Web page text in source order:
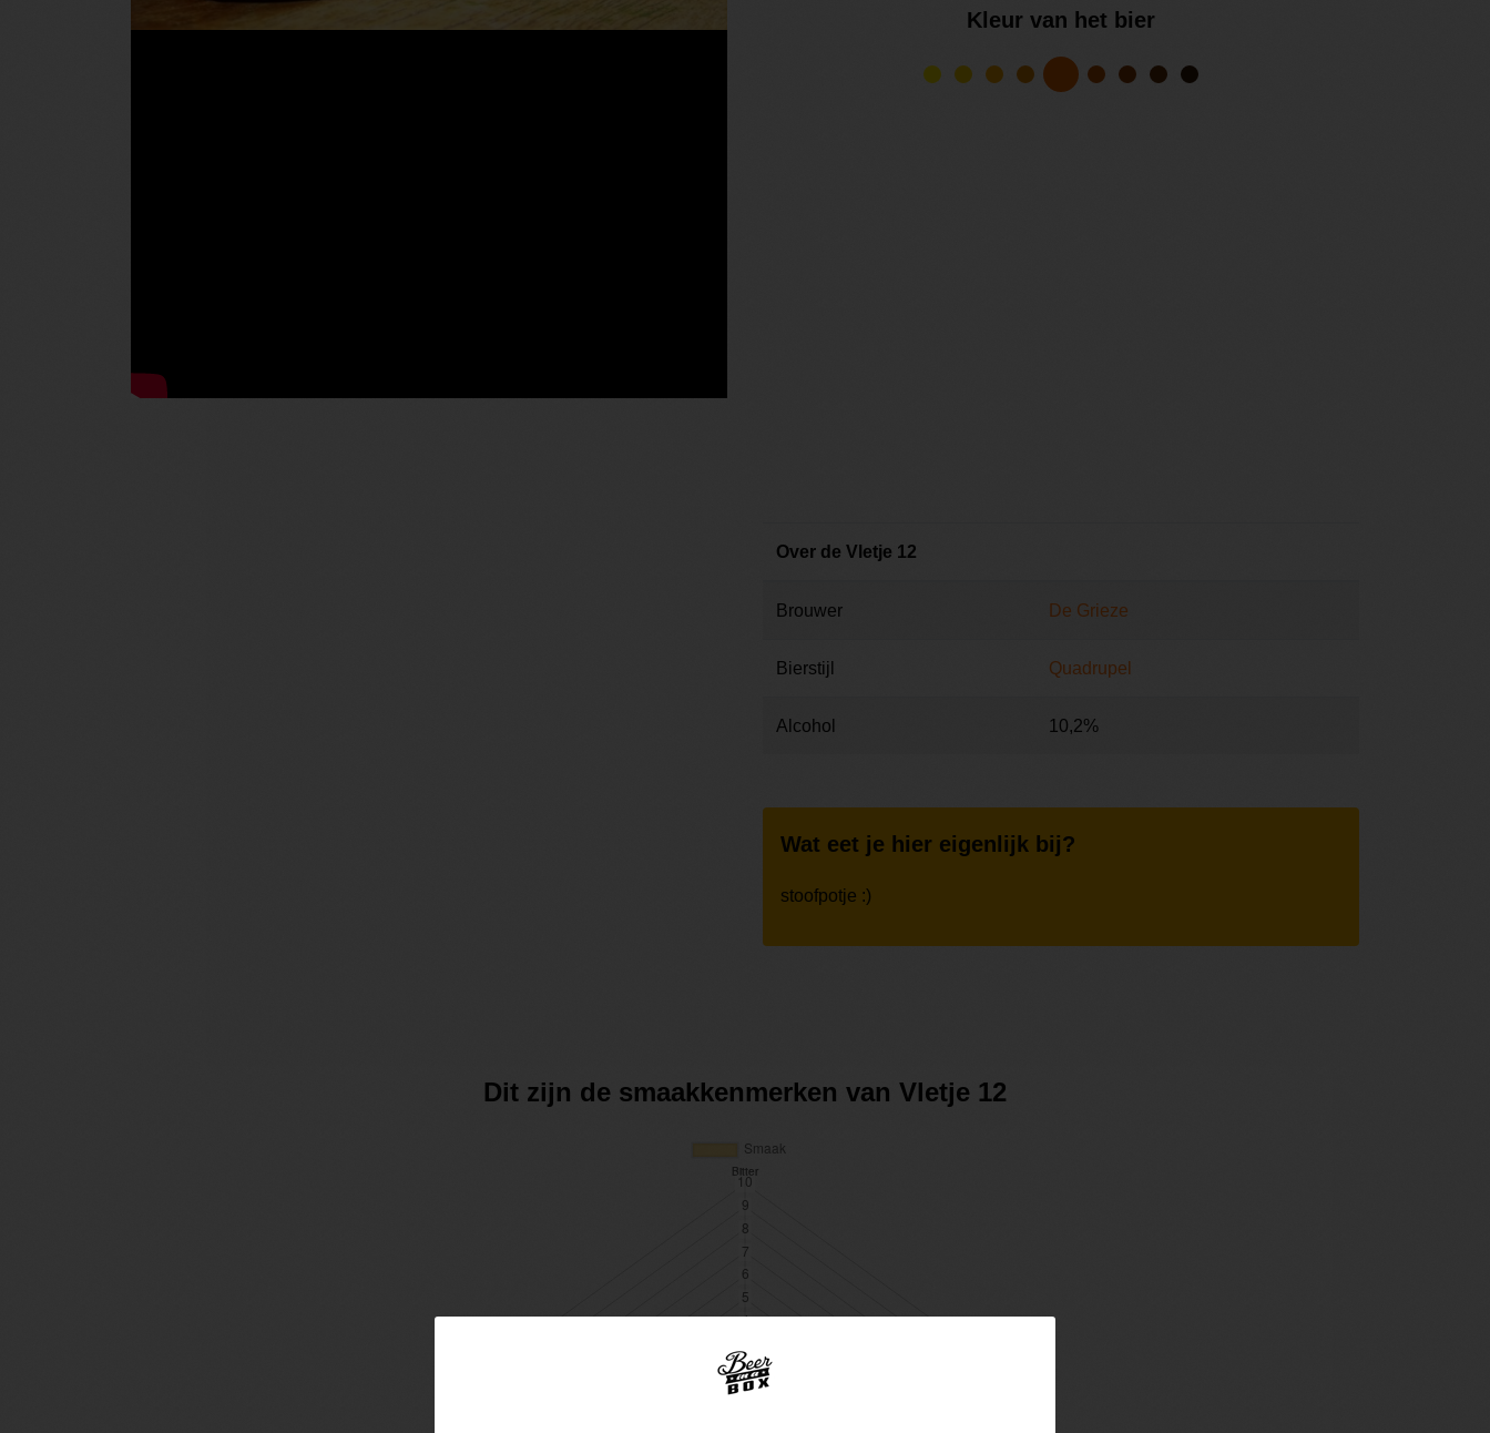
Kleur van het bier
Over de Vletje 12
Brouwer De Grieze
Bierstijl Quadrupel
Alcohol 10,2%
Wat eet je hier eigenlijk bij?
stoofpotje :)
Dit zijn de smaakkenmerken van Vletje 12